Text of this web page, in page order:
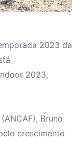
2023 da
2023,
Bruno
crescimento